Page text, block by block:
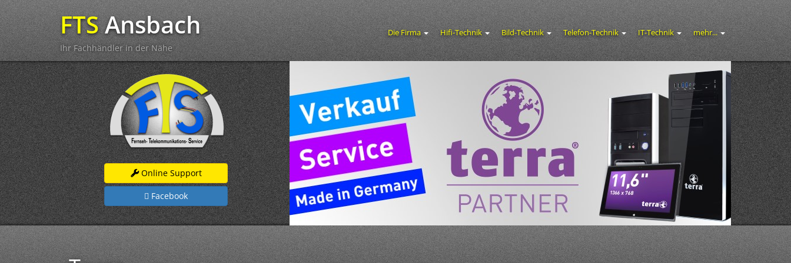
FTSAnsbach
Ihr Fachhändler in der Nähe
Die Firma Hifi-Technik Bild-Technik Telefon-Technik IT-Technik mehr...
Online Support
Facebook